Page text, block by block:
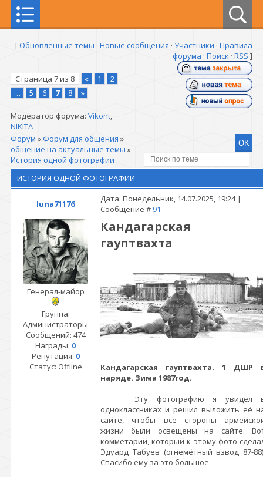
[Обновленные темы · Новые сообщения · Участники · Правила
форума · Поиск · RSS ]
Страница 7из 8 « 1
2
…
5 6 7 8 »
Модератор форума: Vikont,
NIKITA
Форум » Форум для общения »
общение на актуальные темы »
История одной фотографии
ИСТОРИЯ ОДНОЙ ФОТОГРАФИИ
luna71176
Дата: Понедельник, 14.07.2025, 19:24 |
Сообщение # 91
Генерал-майор
Группа:
Администраторы
Сообщений: 474
Награды: 0
Репутация: 0
Статус: Offline
Кандагарская
гауптвахта
Кандагарская гауптвахта. 1 ДШР
наряде. Зима 1987год.
Эту фотографию я увидел
одноклассниках и решил выложить её
сайте, чтобы все стороны
жизни были освещены на сайте.
комметарий, который к этому фото
Эдуард Табуев (огнемётный взвод 87-
Спасибо ему за это большое.